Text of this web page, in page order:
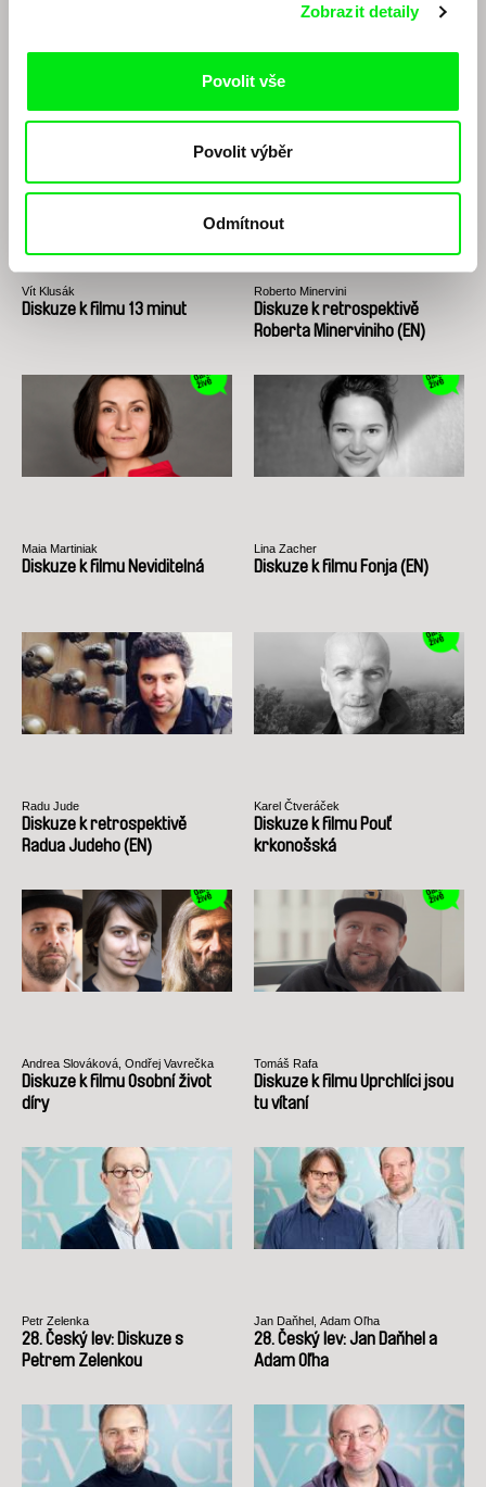
Zobrazit detaily
Povolit vše
Povolit výběr
Odmítnout
Diskuze k filmu Bílá na bílé
Diskuze k filmu Chci tě, jestli to
dokážeš
Vít Klusák
Diskuze k filmu 13 minut
Roberto Minervini
Diskuze k retrospektivě
Roberta Minerviniho (EN)
Maia Martiniak
Diskuze k filmu Neviditelná
Lina Zacher
Diskuze k filmu Fonja (EN)
Radu Jude
Diskuze k retrospektivě
Radua Judeho (EN)
Karel Čtveráček
Diskuze k filmu Pouť
krkonošská
Andrea Slováková, Ondřej Vavrečka
Diskuze k filmu Osobní život
díry
Tomáš Rafa
Diskuze k filmu Uprchlíci jsou
tu vítaní
Petr Zelenka
28. Český lev: Diskuze s
Petrem Zelenkou
Jan Daňhel, Adam Oľha
28. Český lev: Jan Daňhel a
Adam Oľha